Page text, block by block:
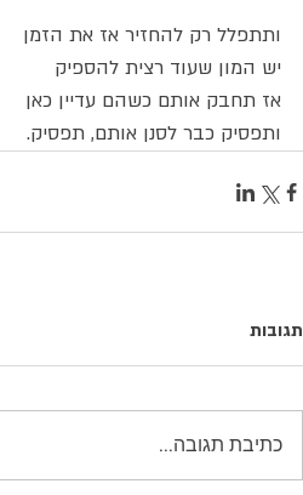
ותתפלל רק להחזיר אז את הזמן
יש המון שעוד רצית להספיק
אז תחבק אותם כשהם עדיין כאן
ותפסיק כבר לסנן אותם, תפסיק.
תגובות
כתיבת תגובה...